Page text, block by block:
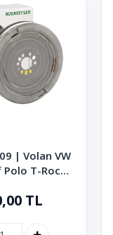
| Volan VW
Polo T-Roc
TL